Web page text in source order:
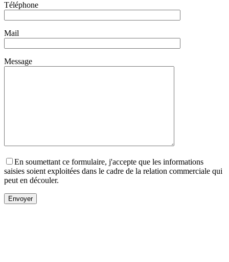
Téléphone
Mail
Message
En soumettant ce formulaire, j'accepte que les informations
saisies soient exploitées dans le cadre de la relation commerciale qui
peut en découler.